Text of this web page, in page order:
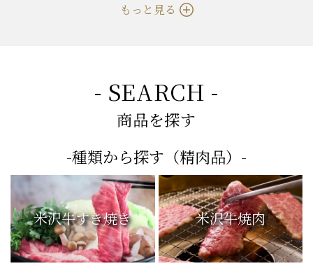
もっと見る
- SEARCH -
商品を探す
-種類から探す（精肉品）-
米沢牛すき焼き 米沢牛焼肉